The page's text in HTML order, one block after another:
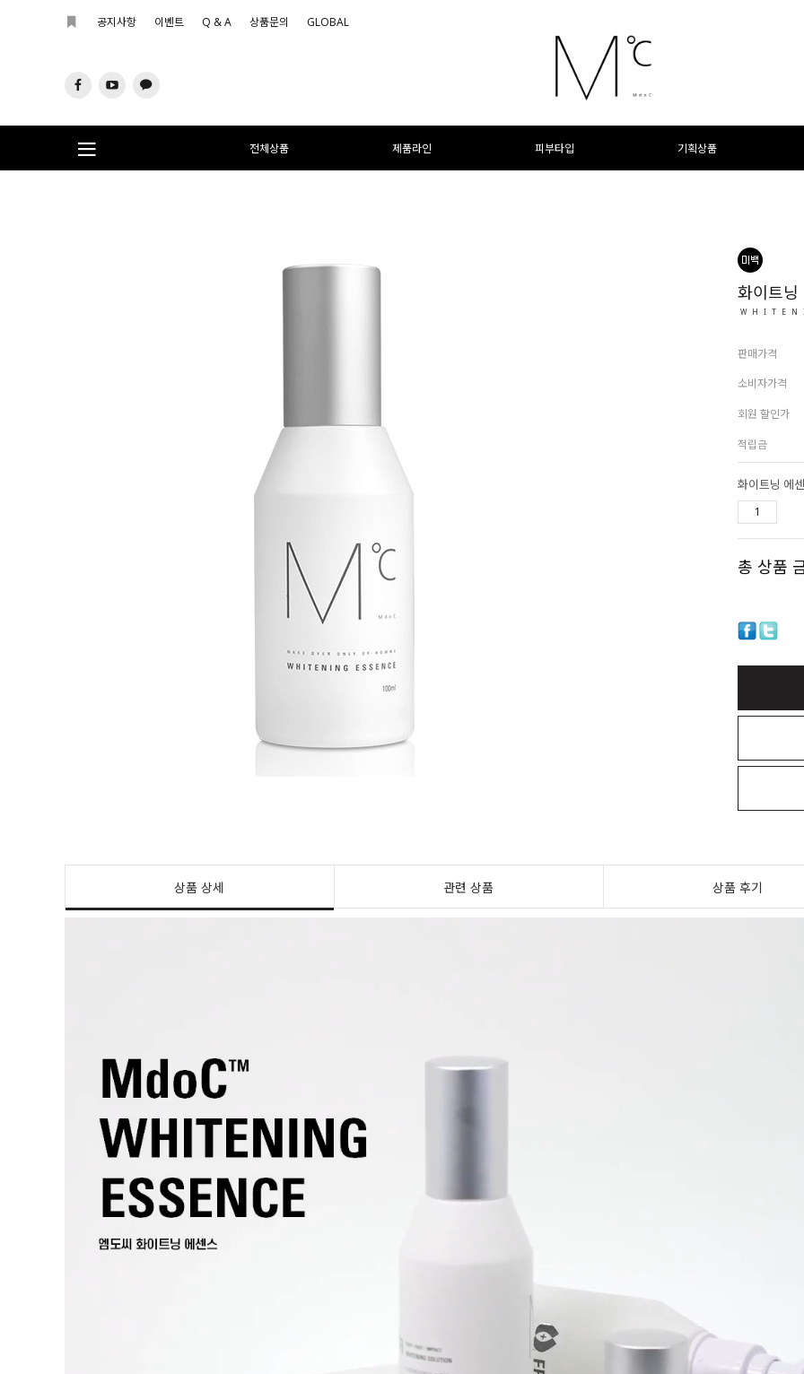
공지사항 이벤트 Q & A 상품문의 GLOBAL
전체상품 제품라인 피부타입 기획상품
화이트닝
판매가격
소비자가격
회원 할인가
적립금
화이트닝 에
총 상품
상품 상세 관련 상품 상품 후기